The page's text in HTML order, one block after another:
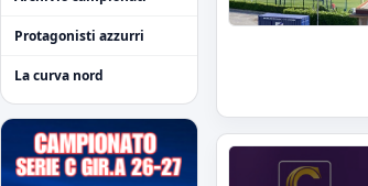
Protagonisti azzurri
La curva nord